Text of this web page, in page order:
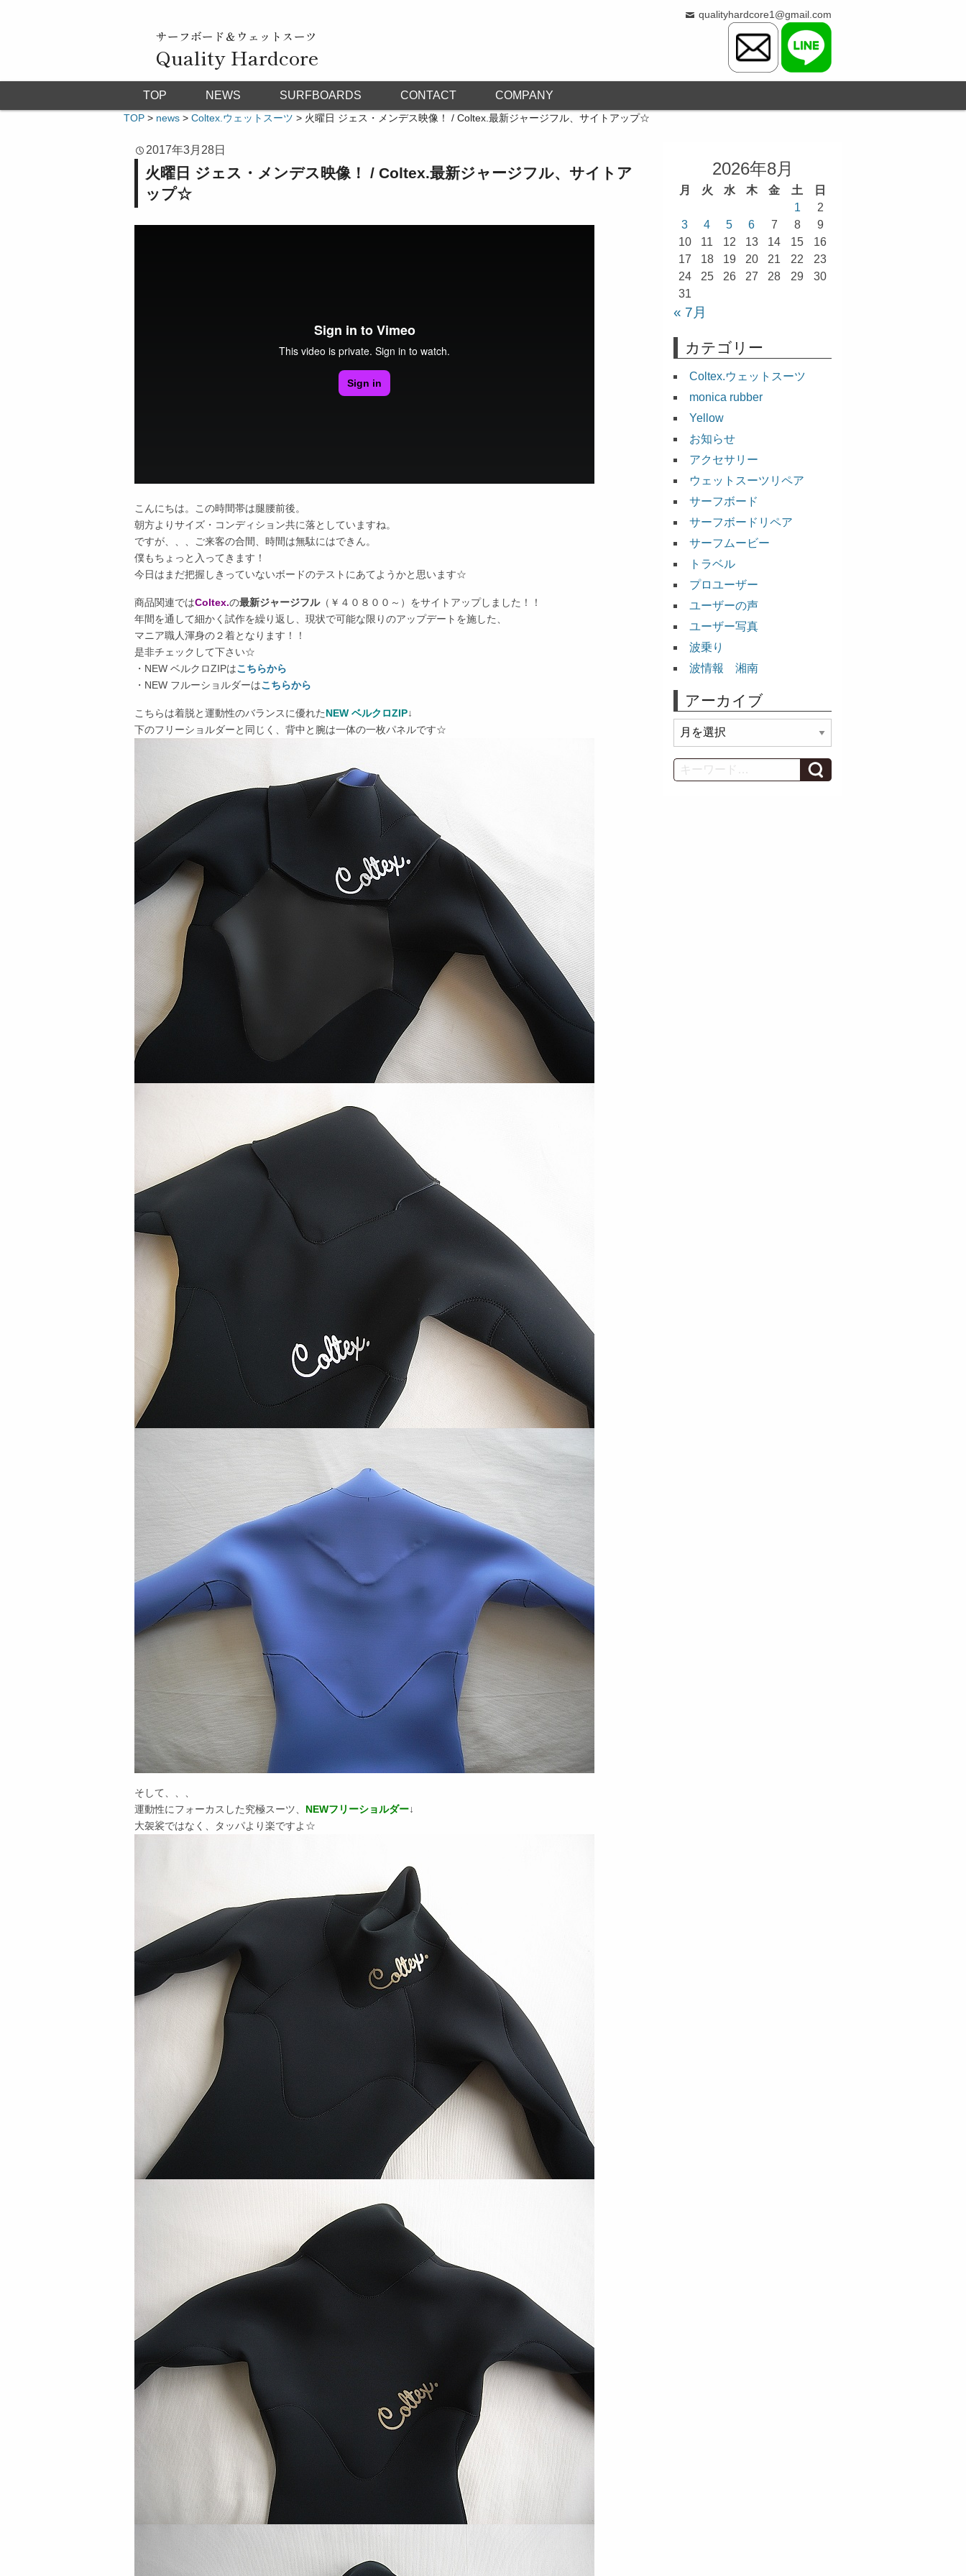
サーフボード＆ウェットスーツ
Quality Hardcore
qualityhardcore1@gmail.com
TOP NEWS SURFBOARDS CONTACT COMPANY
TOP > news > Coltex.ウェットスーツ > 火曜日 ジェス・メンデス映像！ / Coltex.最新ジャージフル、サイトアップ☆
2017年3月28日
火曜日 ジェス・メンデス映像！ / Coltex.最新ジャージフル、サイトア
ップ☆
こんにちは。この時間帯は腿腰前後。
朝方よりサイズ・コンディション共に落としていますね。
ですが、、、ご来客の合間、時間は無駄にはできん。
僕もちょっと入ってきます！
今日はまだ把握しきっていないボードのテストにあてようかと思います☆
商品関連ではColtex.の最新ジャージフル（￥４０８００～）をサイトアップしました！！
年間を通して細かく試作を繰り返し、現状で可能な限りのアップデートを施した、
マニア職人渾身の２着となります！！
是非チェックして下さい☆
・NEW ベルクロZIPはこちらから
・NEW フルーショルダーはこちらから
こちらは着脱と運動性のバランスに優れたNEW ベルクロZIP↓
下のフリーショルダーと同じく、背中と腕は一体の一枚パネルです☆
そして、、、
運動性にフォーカスした究極スーツ、 NEWフリーショルダー↓
大袈裟ではなく、タッパより楽ですよ☆
2026年8月
月 火 水 木 金 土
日
1
2
3
4 5 6 7 8
9
10
11 12 13 14 15
16
17
18 19 20 21 22
23
24
25 26 27 28 29
30
31
« 7月
カテゴリー
Coltex.ウェットスーツ
monica rubber
Yellow
お知らせ
アクセサリー
ウェットスーツリペア
サーフボード
サーフボードリペア
サーフムービー
トラベル
プロユーザー
ユーザーの声
ユーザー写真
波乗り
波情報 湘南
アーカイブ
ー
カ
イ
Search